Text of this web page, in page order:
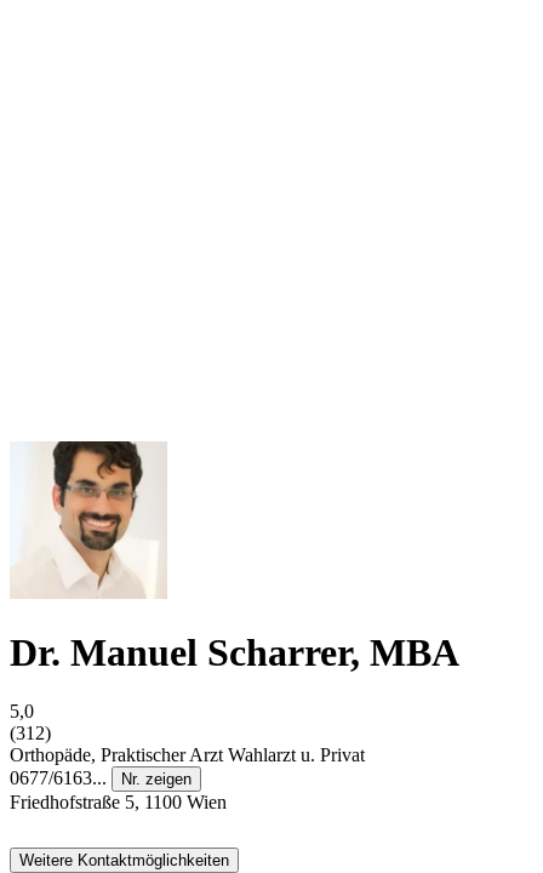
Dr. Manuel Scharrer, MBA
5,0
(312)
Orthopäde, Praktischer Arzt Wahlarzt u. Privat
0677/6163...
Nr. zeigen
Friedhofstraße 5, 1100 Wien
Weitere Kontaktmöglichkeiten